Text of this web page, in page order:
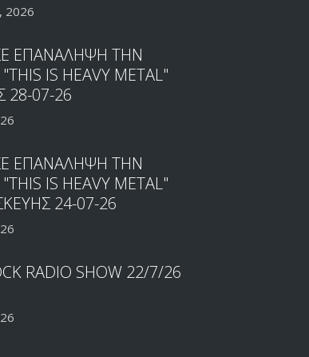
2026
ΕΠΑΝΑΛΗΨΗ ΤΗΝ
IS HEAVY METAL"
28-07-26
ΕΠΑΝΑΛΗΨΗ ΤΗΝ
IS HEAVY METAL"
24-07-26
RADIO SHOW 22/7/26